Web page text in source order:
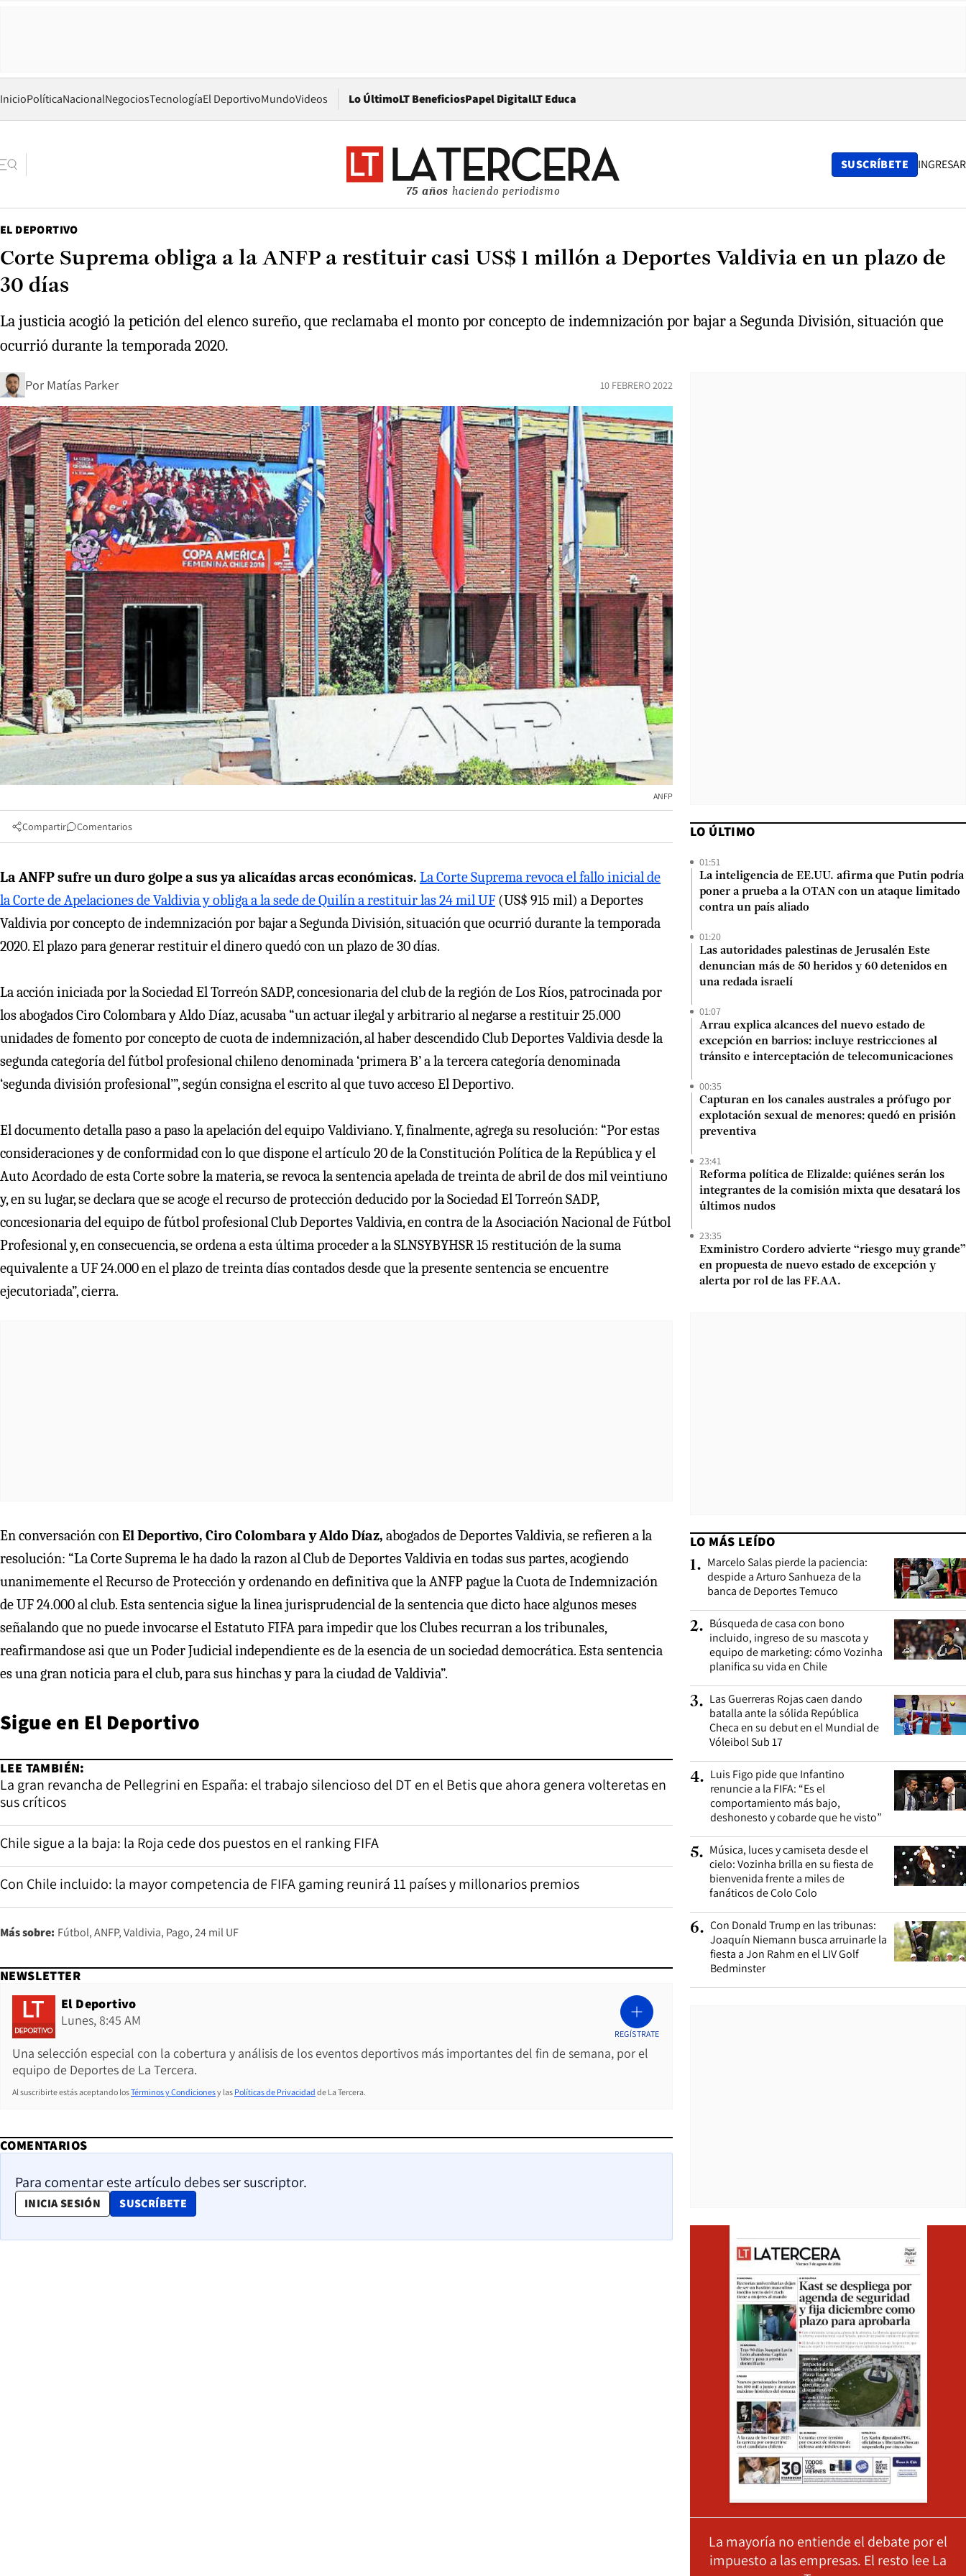
InicioPolíticaNacionalNegociosTecnologíaEl DeportivoMundoVideos Lo ÚltimoLT BeneficiosPapel DigitalOpens in new window
LT Educa
75 años haciendo periodismo
SUSCRÍBETE INGRESAR
EL DEPORTIVO
Corte Suprema obliga a la ANFP a restituir casi US$ 1 millón a Deportes Valdivia en un plazo de
30 días
La justicia acogió la petición del elenco sureño, que reclamaba el monto por concepto de indemnización por bajar a Segunda División, situación que
ocurrió durante la temporada 2020.
Por Matías Parker 10 FEBRERO 2022
ANFP
Compartir Comentarios
La ANFP sufre un duro golpe a sus ya alicaídas arcas económicas. La Corte Suprema revoca el fallo inicial de
la Corte de Apelaciones de Valdivia y obliga a la sede de Quilín a restituir las 24 mil UF (US$ 915 mil) a Deportes
Valdivia por concepto de indemnización por bajar a Segunda División, situación que ocurrió durante la temporada
2020. El plazo para generar restituir el dinero quedó con un plazo de 30 días.
La acción iniciada por la Sociedad El Torreón SADP, concesionaria del club de la región de Los Ríos, patrocinada por
los abogados Ciro Colombara y Aldo Díaz, acusaba “un actuar ilegal y arbitrario al negarse a restituir 25.000
unidades de fomento por concepto de cuota de indemnización, al haber descendido Club Deportes Valdivia desde la
segunda categoría del fútbol profesional chileno denominada ‘primera B’ a la tercera categoría denominada
‘segunda división profesional’”, según consigna el escrito al que tuvo acceso El Deportivo.
El documento detalla paso a paso la apelación del equipo Valdiviano. Y, finalmente, agrega su resolución: “Por estas
consideraciones y de conformidad con lo que dispone el artículo 20 de la Constitución Política de la República y el
Auto Acordado de esta Corte sobre la materia, se revoca la sentencia apelada de treinta de abril de dos mil veintiuno
y, en su lugar, se declara que se acoge el recurso de protección deducido por la Sociedad El Torreón SADP,
concesionaria del equipo de fútbol profesional Club Deportes Valdivia, en contra de la Asociación Nacional de Fútbol
Profesional y, en consecuencia, se ordena a esta última proceder a la SLNSYBYHSR 15 restitución de la suma
equivalente a UF 24.000 en el plazo de treinta días contados desde que la presente sentencia se encuentre
ejecutoriada”, cierra.
En conversación conEl Deportivo, Ciro Colombara y Aldo Díaz, abogados de Deportes Valdivia, se refieren a la
resolución: “La Corte Suprema le ha dado la razon al Club de Deportes Valdivia en todas sus partes, acogiendo
unanimemente el Recurso de Protección y ordenando en definitiva que la ANFP pague la Cuota de Indemnización
de UF 24.000 al club. Esta sentencia sigue la linea jurisprudencial de la sentencia que dicto hace algunos meses
señalando que no puede invocarse el Estatuto FIFA para impedir que los Clubes recurran a los tribunales,
reafirmandose asi que un Poder Judicial independiente es de la esencia de un sociedad democrática. Esta sentencia
es una gran noticia para el club, para sus hinchas y para la ciudad de Valdivia”.
Sigue en El Deportivo
LEE TAMBIÉN:
La gran revancha de Pellegrini en España: el trabajo silencioso del DT en el Betis que ahora genera volteretas en
sus críticos
Chile sigue a la baja: la Roja cede dos puestos en el ranking FIFA
Con Chile incluido: la mayor competencia de FIFA gaming reunirá 11 países y millonarios premios
Más sobre: Fútbol ANFP Valdivia Pago 24 mil UF
NEWSLETTER
El Deportivo
Lunes, 8:45 AM
Una selección especial con la cobertura y análisis de los eventos deportivos más importantes del fin de semana, por el
equipo de Deportes de La Tercera.
REGÍSTRATE
Al suscribirte estás aceptando losTérminos y Condicionesy las Políticas de Privacidad de La Tercera.
COMENTARIOS
Para comentar este artículo debes ser suscriptor.
INICIA SESIÓN SUSCRÍBETE
OPENS IN NEW WINDOW
LO ÚLTIMO
01:51
La inteligencia de EE.UU. afirma que Putin podría
poner a prueba a la OTAN con un ataque limitado
contra un país aliado
01:20
Las autoridades palestinas de Jerusalén Este
denuncian más de 50 heridos y 60 detenidos en
una redada israelí
01:07
Arrau explica alcances del nuevo estado de
excepción en barrios: incluye restricciones al
tránsito e interceptación de telecomunicaciones
00:35
Capturan en los canales australes a prófugo por
explotación sexual de menores: quedó en prisión
preventiva
23:41
Reforma política de Elizalde: quiénes serán los
integrantes de la comisión mixta que desatará los
últimos nudos
23:35
Exministro Cordero advierte “riesgo muy grande”
en propuesta de nuevo estado de excepción y
alerta por rol de las FF.AA.
LO MÁS LEÍDO
1. Marcelo Salas pierde la paciencia:
despide a Arturo Sanhueza de la
banca de Deportes Temuco
2. Búsqueda de casa con bono
incluido, ingreso de su mascota y
equipo de marketing: cómo Vozinha
planifica su vida en Chile
3. Las Guerreras Rojas caen dando
batalla ante la sólida República
Checa en su debut en el Mundial de
Vóleibol Sub 17
4. Luis Figo pide que Infantino
renuncie a la FIFA: “Es el
comportamiento más bajo,
deshonesto y cobarde que he visto”
5. Música, luces y camiseta desde el
cielo: Vozinha brilla en su fiesta de
bienvenida frente a miles de
fanáticos de Colo Colo
6. Con Donald Trump en las tribunas:
Joaquín Niemann busca arruinarle la
fiesta a Jon Rahm en el LIV Golf
Bedminster
La mayoría no entiende el debate por el
impuesto a las empresas. El resto lee La